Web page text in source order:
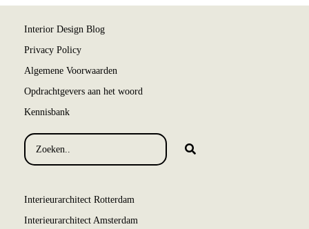
Interior Design Blog
Privacy Policy
Algemene Voorwaarden
Opdrachtgevers aan het woord
Kennisbank
Interieurarchitect Rotterdam
Interieurarchitect Amsterdam